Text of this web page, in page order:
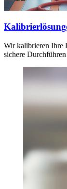
Wir kalibrieren Ihre
sichere